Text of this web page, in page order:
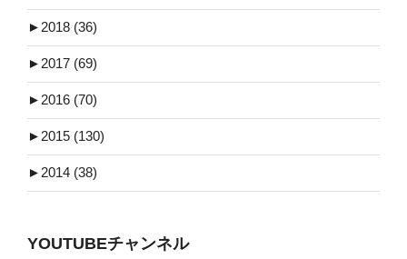
► 2018 (36)
► 2017 (69)
► 2016 (70)
► 2015 (130)
► 2014 (38)
YOUTUBEチャンネル